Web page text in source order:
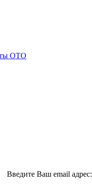
ОТО
Введите Ваш email адрес: